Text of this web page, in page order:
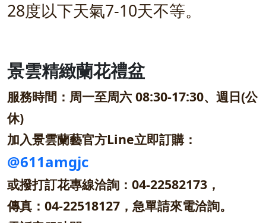
28度以下天氣7-10天不等。
景雲精緻蘭花禮盆
服務時間：周一至周六 08:30-17:30、週日(公
休)
加入景雲蘭藝官方Line立即訂購：
@611amgjc
或撥打訂花專線洽詢：04-22582173，
傳真：04-22518127，急單請來電洽詢。